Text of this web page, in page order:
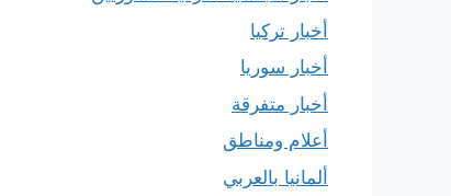
أخبار تركيا
أخبار سوريا
أخبار متفرقة
أعلام ومناطق
ألمانيا بالعربي